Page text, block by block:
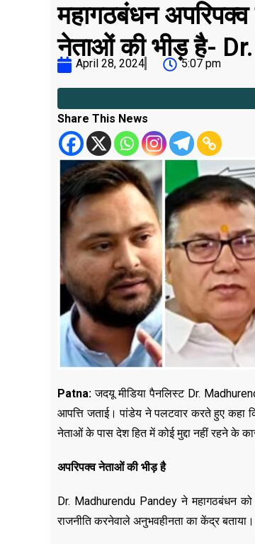
महागठबंधन
नेताओं की भीड़ है-
April 28, 2024 5:07 pm
Share This News
Patna: जदयू मीडिया पैनलिस्ट Dr.
आपत्ति जताई। पांडेय ने पलटवार करते हुए कहा
नेताओं के पास देश हित में कोई मुद्दा नहीं रहने के
अपरिपक्व नेताओं की भीड़ है
Dr. Madhurendu Pandey ने महागठबंधन
राजनीति करनेवाले अनुभवहीनता का केंद्र